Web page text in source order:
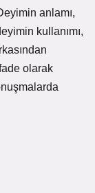
anlamı,
kullanımı,
olarak